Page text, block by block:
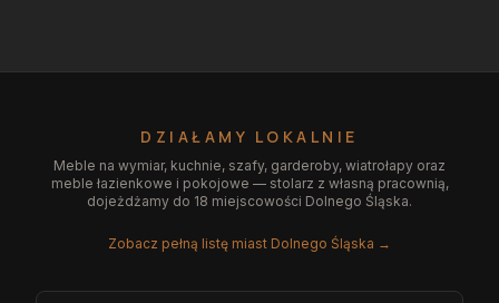
DZIAŁAMY LOKALNIE
Meble na wymiar, kuchnie, szafy, garderoby, wiatrołapy oraz
meble łazienkowe i pokojowe — stolarz z własną pracownią,
dojeżdżamy do 18 miejscowości Dolnego Śląska.
Zobacz pełną listę miast Dolnego Śląska →